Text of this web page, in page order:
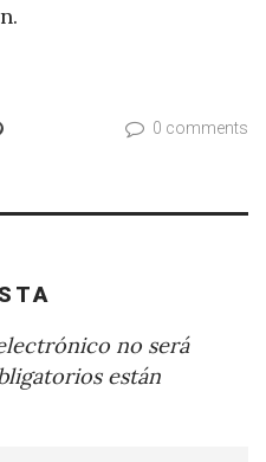
Pinterest 0 comments
no será
están